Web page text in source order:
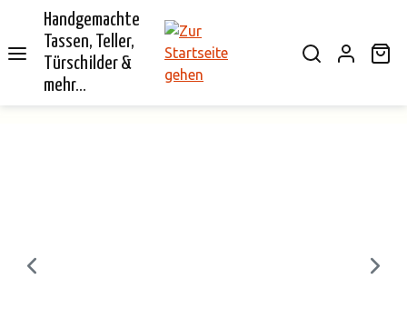
springen
Handgemachte
Tassen, Teller,
Türschilder &
mehr...